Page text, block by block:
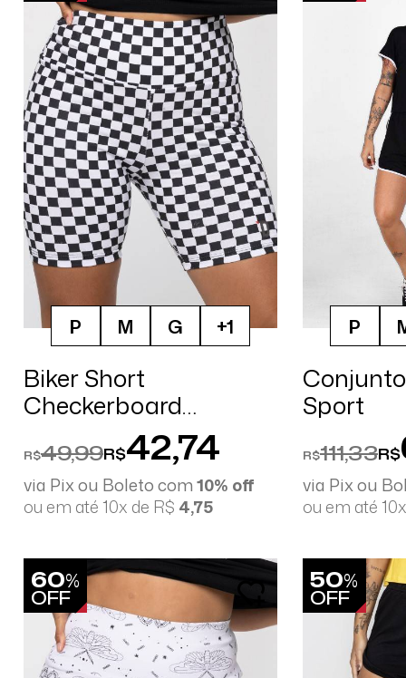
P M G +1
Biker Short
Checkerboard
R$49,99R$42,74
via Pix ou Boleto com10% off
ou em até 10x de R$ 4,75
P
Sport
R$111,33R$
via Pix ou
ou em até
60%
OFF
50%
OFF